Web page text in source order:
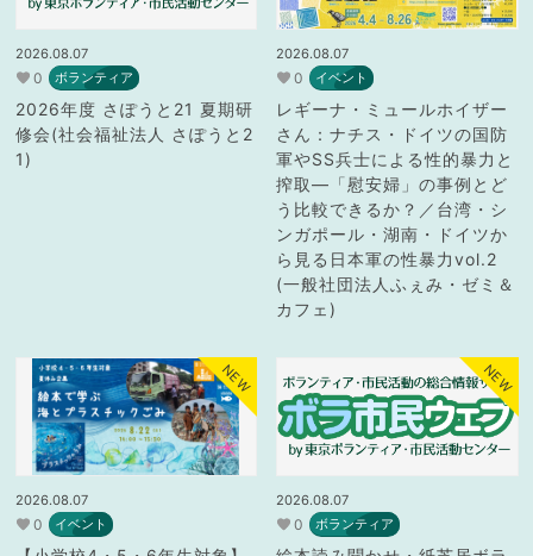
2026.08.07
0 ボランティア
2026年度 さぽうと21 夏期研
修会(社会福祉法人 さぽうと2
1)
2026.08.07
0 イベント
レギーナ・ミュールホイザー
さん：ナチス・ドイツの国防
軍やSS兵士による性的暴力と
搾取―「慰安婦」の事例とど
う比較できるか？／台湾・シ
ンガポール・湖南・ドイツか
ら見る日本軍の性暴力vol.2
(一般社団法人ふぇみ・ゼミ＆
カフェ)
NEW
2026.08.07
0 イベント
NEW
2026.08.07
0 ボランティア